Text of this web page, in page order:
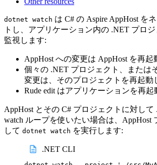
dotnet watch は C# の Aspire AppHost を
トし、アプリケーション内の .NET プロ
監視します:
AppHost への変更は AppHost を再起
個々の .NET プロジェクト、または
変更は、そのプロジェクトを再起動
Rude edit はアプリケーションを再起
AppHost とその C# プロジェクトに対して
watch ループを使いたい場合は、AppHost
して dotnet watch を実行します:
.NET CLI